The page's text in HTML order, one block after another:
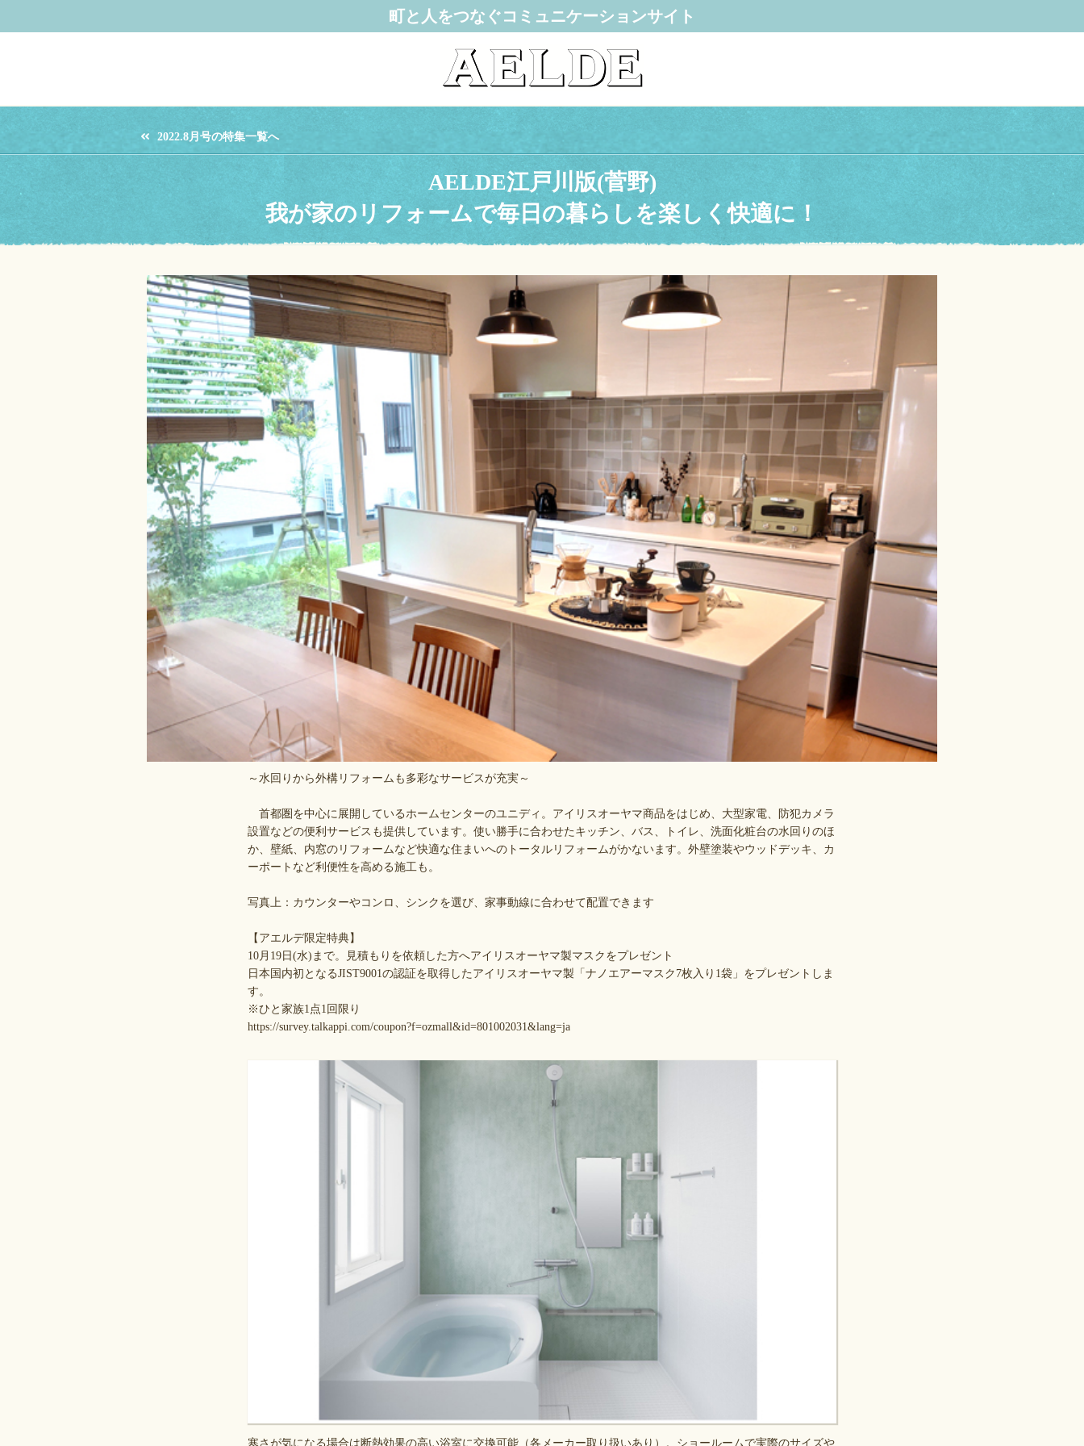
町と人をつなぐコミュニケーションサイト
2022.8月号の特集一覧へ
AELDE江戸川版(菅野)
我が家のリフォームで毎日の暮らしを楽しく快適に！
～水回りから外構リフォームも多彩なサービスが充実～
首都圏を中心に展開しているホームセンターのユニディ。アイリスオーヤマ商品をはじめ、大型家電、防犯カメラ
設置などの便利サービスも提供しています。使い勝手に合わせたキッチン、バス、トイレ、洗面化粧台の水回りのほ
か、壁紙、内窓のリフォームなど快適な住まいへのトータルリフォームがかないます。外壁塗装やウッドデッキ、カ
ーポートなど利便性を高める施工も。
写真上：カウンターやコンロ、シンクを選び、家事動線に合わせて配置できます
【アエルデ限定特典】
10月19日(水)まで。見積もりを依頼した方へアイリスオーヤマ製マスクをプレゼント
日本国内初となるJIST9001の認証を取得したアイリスオーヤマ製「ナノエアーマスク7枚入り1袋」をプレゼントしま
す。
※ひと家族1点1回限り
https://survey.talkappi.com/coupon?f=ozmall&id=801002031&lang=ja
寒さが気になる場合は断熱効果の高い浴室に交換可能（各メーカー取り扱いあり）。ショールームで実際のサイズや